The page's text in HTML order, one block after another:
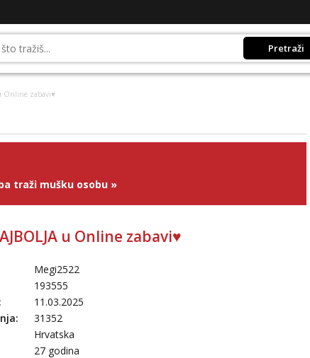
Pretraži
Online zabavi♥️
traži mušku osobu »
u Online zabavi♥️
Megi2522
193555
11.03.2025
31352
Hrvatska
27 godina